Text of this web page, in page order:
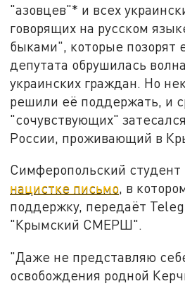
"азовцев"* и всех
говорящих на русском
быками", которые позорят
депутата обрушилась
украинских граждан. Но
решили её поддержать, и
"сочувствующих"
России, проживающий в
Симферопольский
нацистке письмо, в
поддержку, передаёт
"Крымский СМЕРШ".
"Даже не представляю
освобождения родной